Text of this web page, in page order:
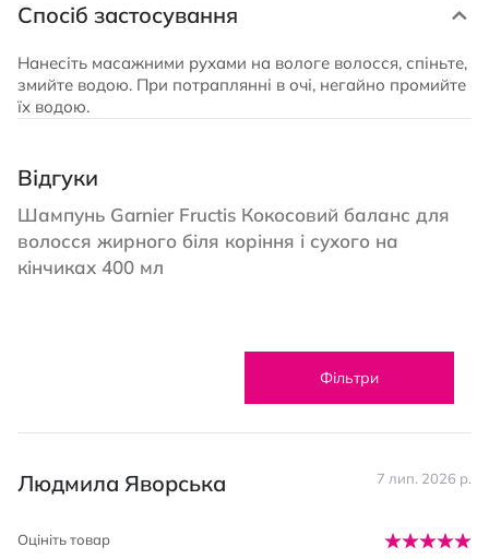
Спосіб застосування
Нанесіть масажними рухами на вологе волосся, спіньте,
змийте водою. При потраплянні в очі, негайно промийте
їх водою.
Відгуки
Шампунь Garnier Fructis Кокосовий баланс для
волосся жирного біля коріння і сухого на
кінчиках 400 мл
Фільтри
Людмила Яворська 7 лип. 2026 р.
Оцініть товар